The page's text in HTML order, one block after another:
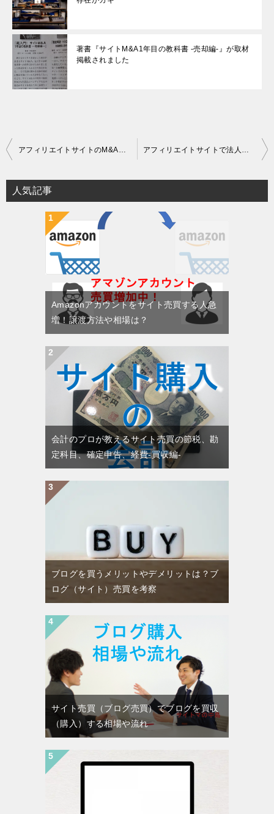
著書『サイトM&A1年目の教科書 -売却編-』が取材
掲載されました
投
ナ
ビ
人気記事
Amazonアカウントをサイト売買する人急
増！譲渡方法や相場は？
会計のプロが教えるサイト売買の節税、勘
定科目、確定申告、経費-買収編-
ブログを買うメリットやデメリットは？ブ
ログ（サイト）売買を考察
サイト売買（ブログ売買）でブログを買収
（購入）する相場や流れ